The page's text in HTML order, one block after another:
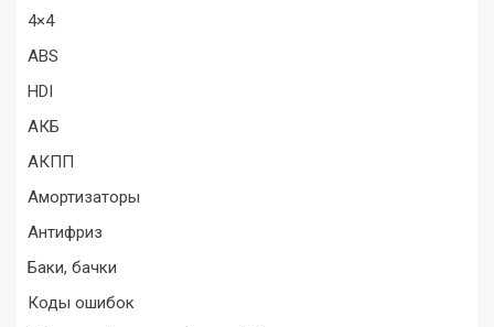
4×4
ABS
HDI
АКБ
АКПП
Амортизаторы
Антифриз
Баки, бачки
Коды ошибок